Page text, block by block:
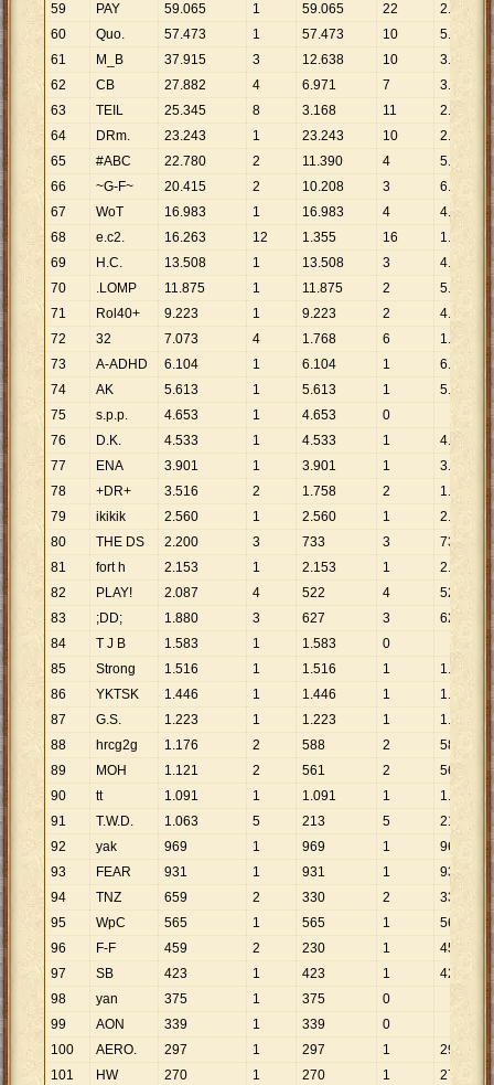
59
PAY 59.065 1 59.065 22 2. 685
60
Quo. 57.473 1 57.473 10 5.
61
M_B 37.915 3 12.638 10 3. 792
62
CB 27.882 4 6.971 7 3. 983
63
TEIL 25.345 8 3.168 11 2. 304
64
DRm. 23.243 1 23.243 10 2. 324
65
#ABC 22.780 2 11.390 4 5.695
66
~G-F~ 20.415 2 10.208 3 6. 805
67
WoT 16.983 1 16.983 4 4. 246
68
e.c2. 16.263 12 1.355 16 1. 016
69
H.C. 13.508 1 13.508 3 4.
70
.LOMP 11.875 1 11.875 2 5. 938
71
Rol40+ 9.223 1 9.223 2 4. 612
72
32 7.073 4 1.768 6 1.
73
A-ADHD 6.104 1 6.104 1 6.
74
AK 5.613 1 5.613 1 5.613
75
s.p.p. 4.653 1 4.653
0
76
D.K. 4.533 1 4.533 1 4. 533
77
ENA 3.901 1 3.901 1 3. 901
78
+DR+ 3.516 2 1.758 2 1.758
79
ikikik 2.560 1 2.560 1 2. 560
80
THE DS 2.200 3 733 3
733
81
fort h 2.153 1 2.153 1 2. 153
82
PLAY! 2.087 4 522 4
522
83
;DD; 1.880 3 627 3
627
84
T J B 1.583 1 1.583
0
85
Strong 1.516 1 1.516 1 1.
86
YKTSK 1.446 1 1.446 1 1. 446
87
G.S. 1.223 1 1.223 1 1.223
88
hrcg2g 1.176 2 588 2
588
89
MOH 1.121 2 561 2
561
90
tt 1.091 1 1.091 1 1. 091
91
T.W.D. 1.063 5 213 5
213
92
yak 969 1 969 1
969
93
FEAR 931 1 931 1
931
94
TNZ 659 2 330 2
330
95
WpC 565 1 565 1
565
96
F-F 459 2 230 1
459
97
SB 423 1 423 1
423
98
yan 375 1 375
0
99
AON 339 1 339
0
100
AERO. 297 1 297 1
297
101
HW 270 1 270 1
270